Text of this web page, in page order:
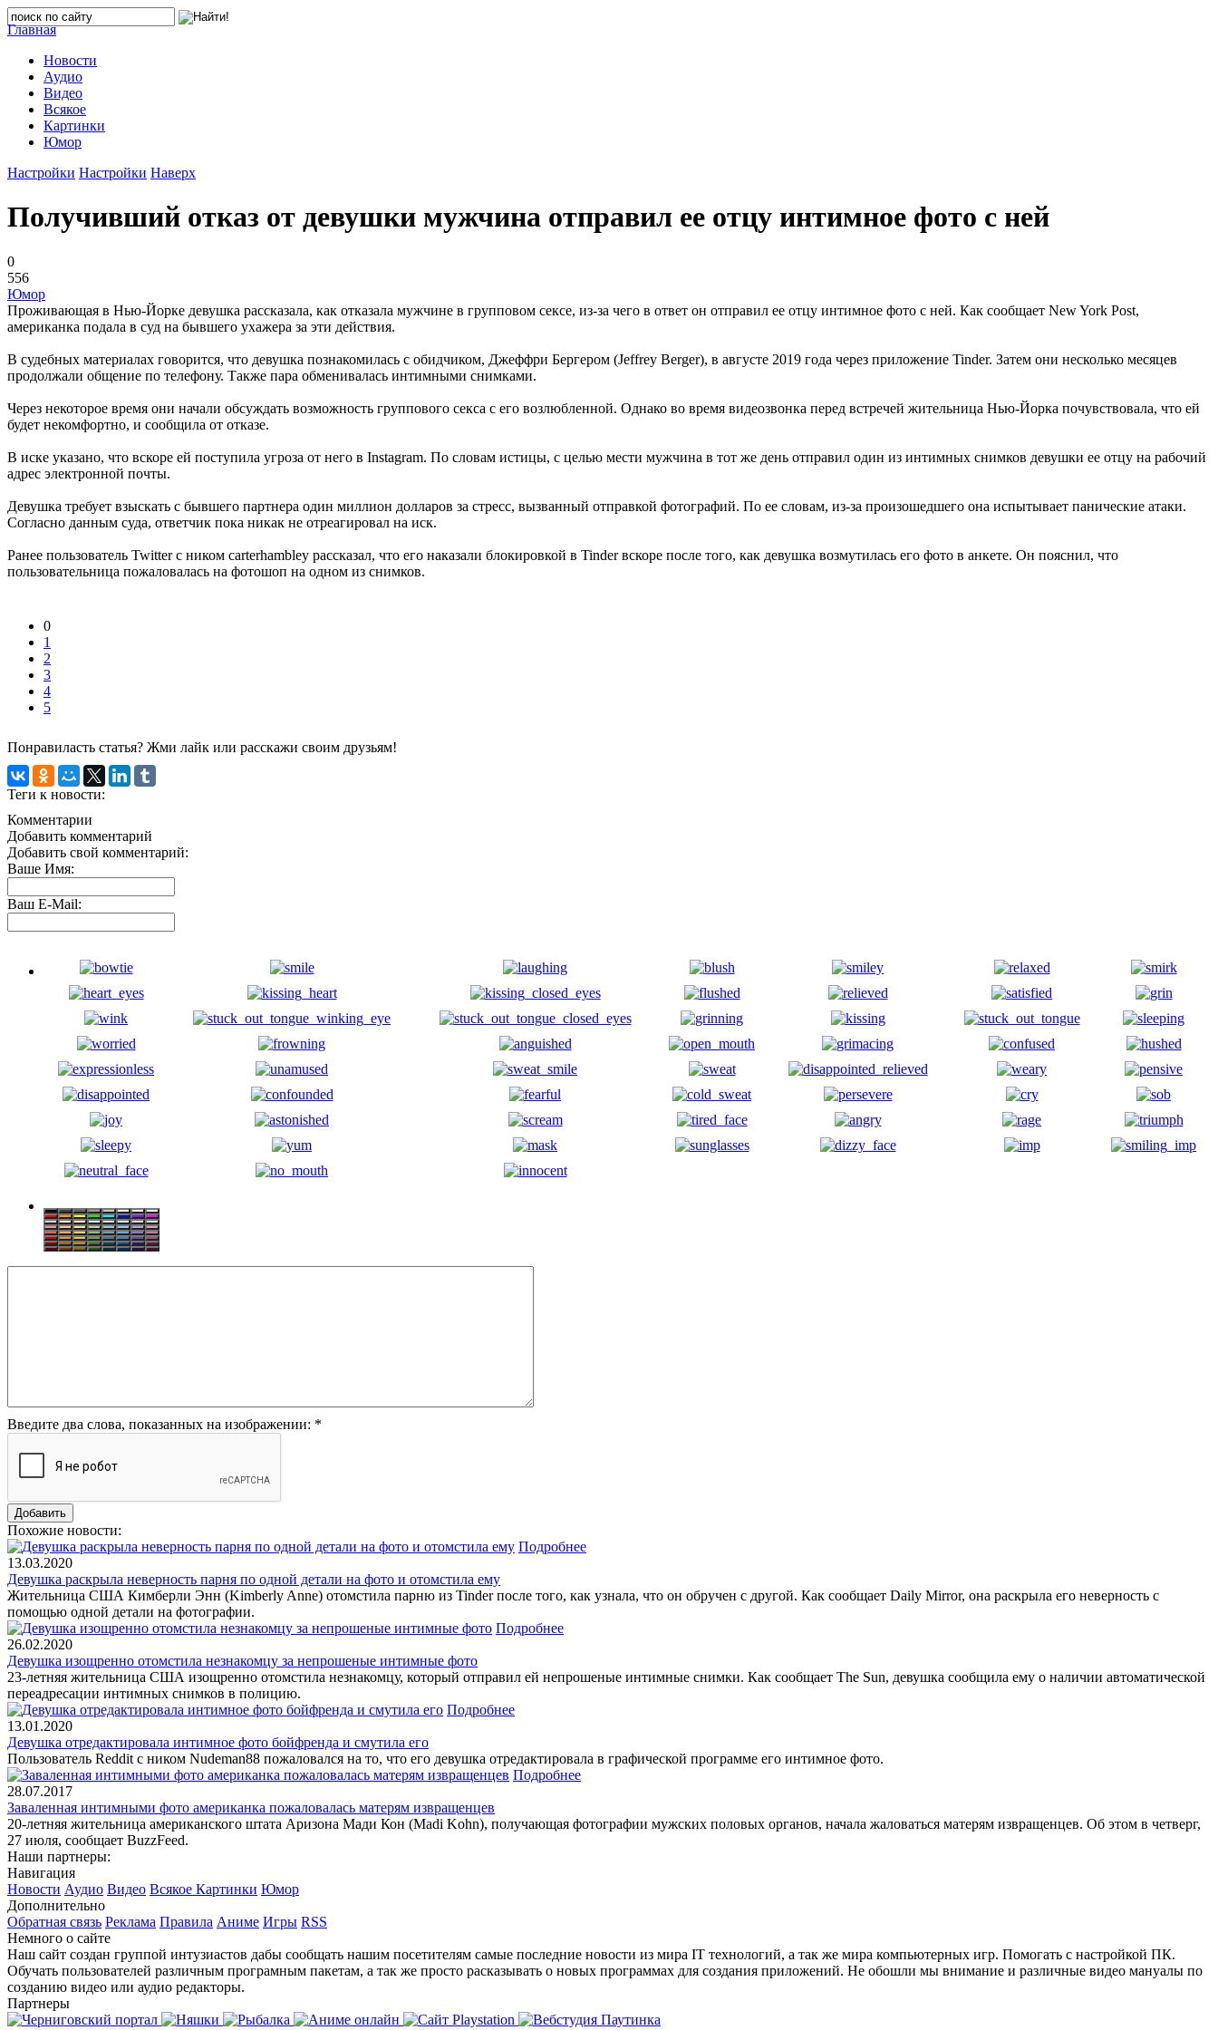
Главная
Новости
Аудио
Видео
Всякое
Картинки
Юмор
Настройки Настройки Наверх
Получивший отказ от девушки мужчина отправил ее отцу интимное фото с ней
0
556
Юмор
Проживающая в Нью-Йорке девушка рассказала, как отказала мужчине в групповом сексе, из-за чего в ответ он отправил ее отцу интимное фото с ней. Как сообщает New York Post,
американка подала в суд на бывшего ухажера за эти действия.
В судебных материалах говорится, что девушка познакомилась с обидчиком, Джеффри Бергером (Jeffrey Berger), в августе 2019 года через приложение Tinder. Затем они несколько месяцев
продолжали общение по телефону. Также пара обменивалась интимными снимками.
Через некоторое время они начали обсуждать возможность группового секса с его возлюбленной. Однако во время видеозвонка перед встречей жительница Нью-Йорка почувствовала, что ей
будет некомфортно, и сообщила от отказе.
В иске указано, что вскоре ей поступила угроза от него в Instagram. По словам истицы, с целью мести мужчина в тот же день отправил один из интимных снимков девушки ее отцу на рабочий
адрес электронной почты.
Девушка требует взыскать с бывшего партнера один миллион долларов за стресс, вызванный отправкой фотографий. По ее словам, из-за произошедшего она испытывает панические атаки.
Согласно данным суда, ответчик пока никак не отреагировал на иск.
Ранее пользователь Twitter с ником carterhambley рассказал, что его наказали блокировкой в Tinder вскоре после того, как девушка возмутилась его фото в анкете. Он пояснил, что
пользовательница пожаловалась на фотошоп на одном из снимков.
0
1
2
3
4
5
Понравиласть статья? Жми лайк или расскажи своим друзьям!
Теги к новости:
Комментарии
Добавить комментарий
Добавить свой комментарий:
Ваше Имя:
Ваш E-Mail:
Введите два слова, показанных на изображении: *
Похожие новости:
Подробнее
13.03.2020
Девушка раскрыла неверность парня по одной детали на фото и отомстила ему
Жительница США Кимберли Энн (Kimberly Anne) отомстила парню из Tinder после того, как узнала, что он обручен с другой. Как сообщает Daily Mirror, она раскрыла его неверность с
помощью одной детали на фотографии.
Подробнее
26.02.2020
Девушка изощренно отомстила незнакомцу за непрошеные интимные фото
23-летняя жительница США изощренно отомстила незнакомцу, который отправил ей непрошеные интимные снимки. Как сообщает The Sun, девушка сообщила ему о наличии автоматической
переадресации интимных снимков в полицию.
Подробнее
13.01.2020
Девушка отредактировала интимное фото бойфренда и смутила его
Пользователь Reddit с ником Nudeman88 пожаловался на то, что его девушка отредактировала в графической программе его интимное фото.
Подробнее
28.07.2017
Заваленная интимными фото американка пожаловалась матерям извращенцев
20-летняя жительница американского штата Аризона Мади Кон (Madi Kohn), получающая фотографии мужских половых органов, начала жаловаться матерям извращенцев. Об этом в четверг,
27 июля, сообщает BuzzFeed.
Наши партнеры:
Навигация
Новости Аудио Видео Всякое Картинки Юмор
Дополнительно
Обратная связь Реклама Правила Аниме Игры RSS
Немного о сайте
Наш сайт создан группой интузиастов дабы сообщать нашим посетителям самые последние новости из мира IT технологий, а так же мира компьютерных игр. Помогать с настройкой ПК.
Обучать пользователей различным програмным пакетам, а так же просто расказывать о новых программах для создания приложений. Не обошли мы внимание и различные видео мануалы по
созданию видео или аудио редакторы.
Партнеры